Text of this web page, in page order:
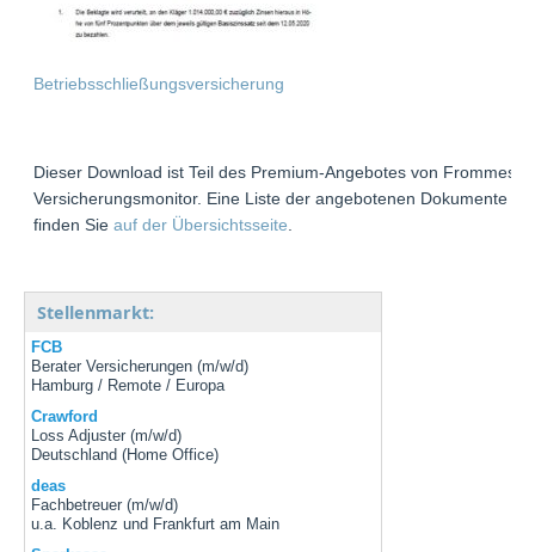
Betriebsschließungsversicherung
Dieser Download ist Teil des Premium-Angebotes von Frommes
Versicherungsmonitor. Eine Liste der angebotenen Dokumente
finden Sieauf der Übersichtsseite
Stellenmarkt:
FCB
Berater Versicherungen (m/w/d)
Hamburg / Remote / Europa
Crawford
Loss Adjuster (m/w/d)
Deutschland (Home Office)
deas
Fachbetreuer (m/w/d)
u.a. Koblenz und Frankfurt am Main